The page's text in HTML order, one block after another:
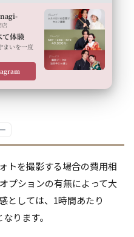
店
て体験
まいを一度
トを撮影する場合の費用相
プションの有無によって大
としては、1時間あたり
ります。